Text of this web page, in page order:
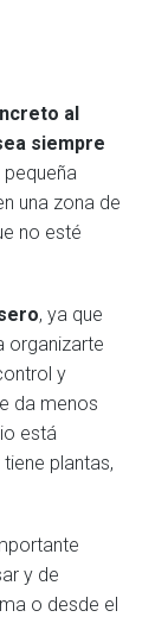
al
siempre
pequeña
una zona de
no esté
, ya que
organizarte
y
da menos
está
plantas,
y de
o desde el